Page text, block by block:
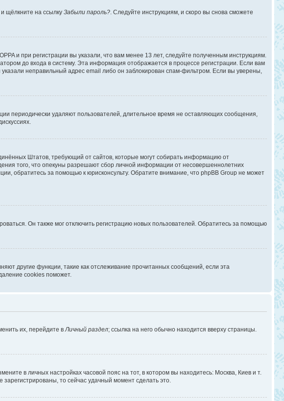
щёлкните на ссылку Забыли пароль? . Следуйте инструкциям, и скоро вы снова сможете
и при регистрации вы указали, что вам менее 13 лет, следуйте полученным инструкциям.
до входа в систему. Эта информация отображается в процессе регистрации. Если вам
неправильный адрес email либо он заблокирован спам-фильтром. Если вы уверены,
периодически удаляют пользователей, длительное время не оставляющих сообщения,
Штатов, требующий от сайтов, которые могут собирать информацию от
того, что опекуны разрешают сбор личной информации от несовершеннолетних
обратитесь за помощью к юрисконсульту. Обратите внимание, что phpBB Group не может
Он также мог отключить регистрацию новых пользователей. Обратитесь за помощью
другие функции, такие как отслеживание прочитанных сообщений, если эта
cookies поможет.
их, перейдите в Личный раздел; ссылка на него обычно находится вверху страницы.
в личных настройках часовой пояс на тот, в котором вы находитесь: Москва, Киев и т.
то сейчас удачный момент сделать это.